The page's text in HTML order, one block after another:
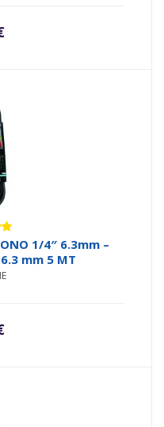
1/4″ 6.3mm –
mm 5 MT